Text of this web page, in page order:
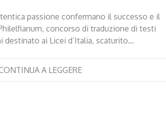
passione confermano il successo e il
concorso di traduzione di testi
destinato ai Licei d’Italia, scaturito…
A LEGGERE